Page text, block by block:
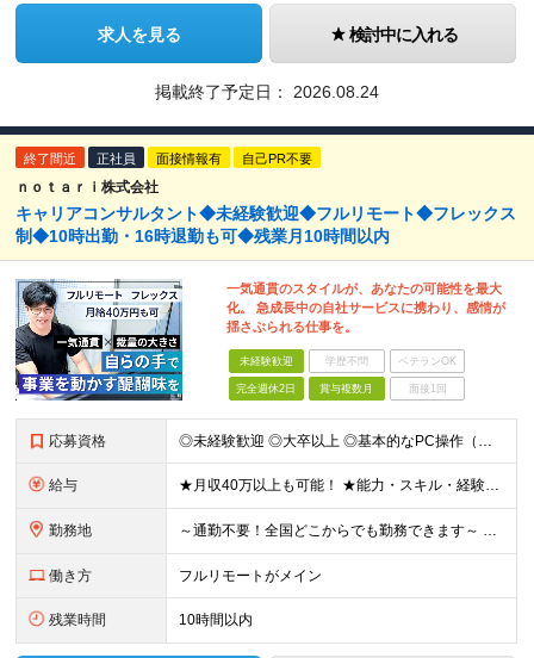
求人を見る 検討中に入れる
掲載終了予定日： 2026.08.24
終了間近 正社員 面接情報有 自己PR不要
ｎｏｔａｒｉ株式会社
キャリアコンサルタント◆未経験歓迎◆フルリモート◆フレックス
制◆10時出勤・16時退勤も可◆残業月10時間以内
一気通貫のスタイルが、あなたの可能性を最大
化。 急成長中の自社サービスに携わり、感情が
揺さぶられる仕事を。
未経験歓迎 学歴不問 ベテランOK
完全週休2日 賞与複数月 面接1回
応募資格 ◎未経験歓迎 ◎大卒以上 ◎基本的なPC操作（メール・Google Workspace等）ができる方 ★第二新卒の方も歓迎！ 【こんな方にピッタリです】 ◎丁寧な調整やサポートが得意 ◎成長企業で裁
給与 ★月収40万以上も可能！ ★能力・スキル・経験を考慮した年収額を設定します ■月給20万円～40万円＋決算賞与 ※経験・スキルを考慮のうえ決定します ※給与にはみなし残業代40時間分を含む。そのほか
勤務地 ～通勤不要！全国どこからでも勤務できます～ ■完全在宅勤務のため、業務はご自宅で行っていただきます 【本社】 東京都港区南青山3-8-40 青山センタービル2階 ※変更の範囲：上記を除く当社関連勤
働き方 フルリモートがメイン
残業時間 10時間以内